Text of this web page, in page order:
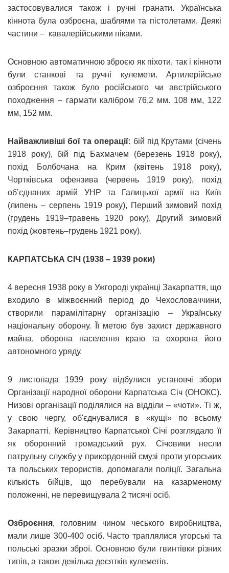
застосовувалися також і ручні гранати. Українська
кіннота була озброєна, шаблями та пістолетами. Деякі
частини – кавалерійськими піками.
Основною автоматичною зброєю як піхоти, так і кінноти
були станкові та ручні кулемети. Артилерійське
озброєння також було російського чи австрійського
походження – гармати калібром 76,2 мм. 108 мм, 122
мм, 152 мм.
Найважливіші бої та операції: бій під Крутами (січень
1918 року), бій під Бахмачем (березень 1918 року),
похід Болбочана на Крим (квітень 1918 року),
Чортківська офензива (червень 1919 року), похід
об’єднаних армій УНР та Галицької армії на Київ
(липень – серпень 1919 року), Перший зимовий похід
(грудень 1919–травень 1920 року), Другий зимовий
похід (жовтень–грудень 1921 року).
КАРПАТСЬКА СІЧ (1938 – 1939 роки)
4 вересня 1938 року в Ужгороді українці Закарпаття, що
входило в міжвоєнний період до Чехословаччини,
створили парамілітарну організацію – Українську
національну оборону. Її метою був захист державного
майна, оборона населення краю та охорона його
автономного уряду.
9 листопада 1939 року відбулися установчі збори
Організації народної оборони Карпатська Січ (ОНОКС).
Низові організації поділялися на відділи – «чоти». Ті ж,
у свою чергу, об'єднувалися в «кущі» по всьому
Закарпатті. Керівництво Карпатської Січі розглядало її
як оборонний громадський рух. Січовики несли
патрульну службу у прикордонній смузі проти угорських
та польських терористів, допомагали поліції. Загальна
кількість бійців, що перебували на казарменому
положенні, не перевищувала 2 тисячі осіб.
Озброєння, головним чином чеського виробництва,
мали лише 300-400 осіб. Часто траплялися угорські та
польські зразки зброї. Основною були гвинтівки різних
типів, а також декілька десятків кулеметів.